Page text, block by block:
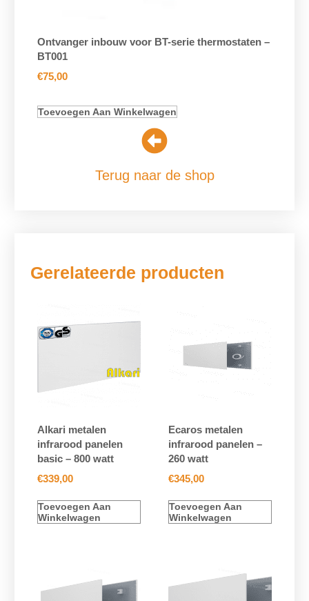
Ontvanger inbouw voor BT-serie thermostaten –
BT001
€75,00
Toevoegen Aan Winkelwagen
Terug naar de shop
Gerelateerde producten
Alkari metalen
infrarood panelen
basic – 800 watt
€339,00
Toevoegen Aan
Winkelwagen
Ecaros metalen
infrarood panelen –
260 watt
€345,00
Toevoegen Aan
Winkelwagen